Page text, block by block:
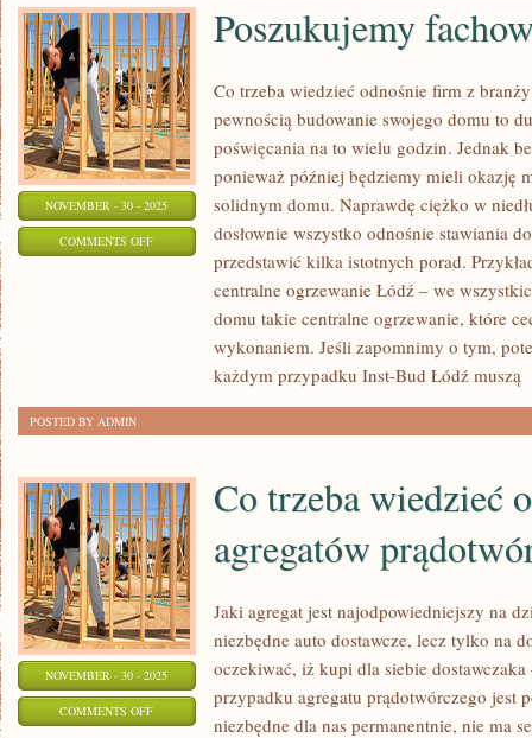
NOVEMBER - 30 - 2025
COMMENTS OFFON
POSZUKUJEMY
FACHOWCÓW
Poszukujemy
Co trzeba wiedzieć odnośnie firm z
pewnością budowanie swojego domu to
poświęcania na to wielu godzin. Jednak
ponieważ później będziemy mieli okazję
solidnym domu. Naprawdę ciężko w
dosłownie wszystko odnośnie stawiania
przedstawić kilka istotnych porad.
centralne ogrzewanie Łódź – we
domu takie centralne ogrzewanie, które
wykonaniem. Jeśli zapomnimy o tym,
każdym przypadku Inst-Bud Łódź muszą
POSTED BY ADMIN
NOVEMBER - 30 - 2025
COMMENTS OFFON
Co trzeba wiedzieć
agregatów
Jaki agregat jest najodpowiedniejszy na
niezbędne auto dostawcze, lecz tylko na
oczekiwać, iż kupi dla siebie dostawczaka
przypadku agregatu prądotwórczego jest
niezbędne dla nas permanentnie, nie ma